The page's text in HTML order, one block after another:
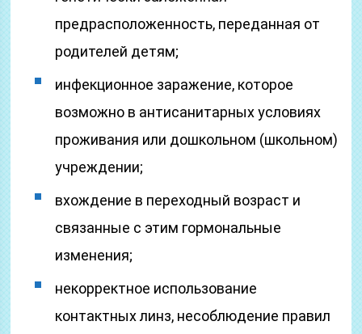
предрасположенность, переданная от
родителей детям;
инфекционное заражение, которое
возможно в антисанитарных условиях
проживания или дошкольном (школьном)
учреждении;
вхождение в переходный возраст и
связанные с этим гормональные
изменения;
некорректное использование
контактных линз, несоблюдение правил